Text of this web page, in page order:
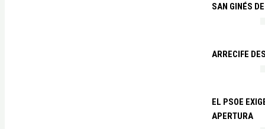
SAN GINÉS
ARRECIFE
EL PSOE
APERTURA